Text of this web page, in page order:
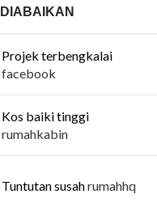
DIABAIKAN
Projek terbengkalai
facebook
Kos baiki tinggi
rumahkabin
Tuntutan susahrumahhq